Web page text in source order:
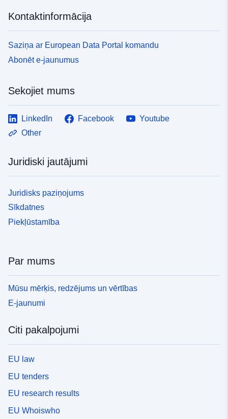
Kontaktinformācija
Saziņa ar European Data Portal komandu
Abonēt e-jaunumus
Sekojiet mums
LinkedIn Facebook
Youtube
Other
Juridiski jautājumi
Juridisks paziņojums
Sīkdatnes
Piekļūstamība
Par mums
Mūsu mērķis, redzējums un vērtības
E-jaunumi
Citi pakalpojumi
EU law
EU tenders
EU research results
EU Whoiswho